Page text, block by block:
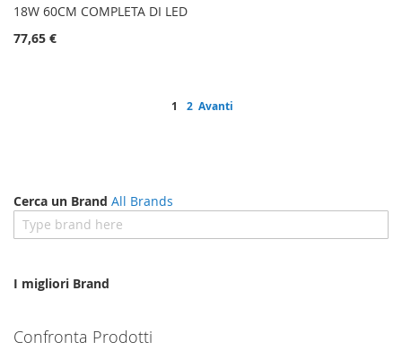
18W 60CM COMPLETA DI LED
77,65 €
Pagina
Attualmente stai leggendo la pagina
1 Pagina
2 Pagina
Avanti
Cerca un Brand All Brands
I migliori Brand
Confronta Prodotti